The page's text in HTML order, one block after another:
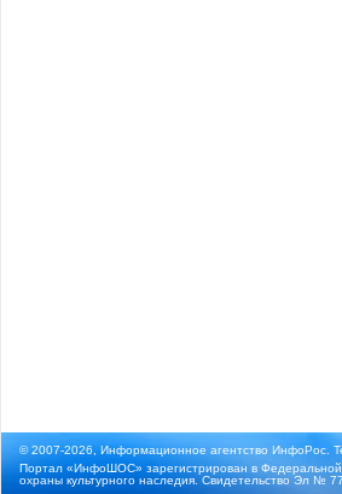
© 2007-2026, Информационное агентство ИнфоРос.
Портал «ИнфоШОС» зарегистрирован в
охраны культурного наследия. Свидетельство Эл №